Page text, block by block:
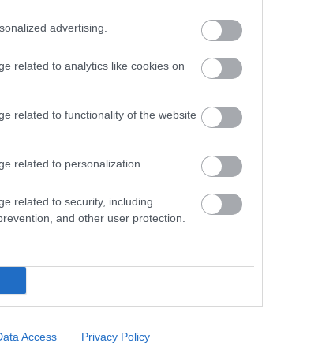
advertising.
related to analytics like cookies on
related to functionality of the website
related to personalization.
related to security, including
and other user protection.
Access Privacy Policy
, denen in der Regel ein
von
Ursachen als nur einem
Werbung: